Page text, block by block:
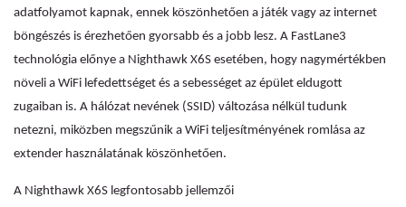
adatfolyamot kapnak, ennek köszönhetően a játék vagy az internet
böngészés is érezhetően gyorsabb és a jobb lesz. A FastLane3
technológia előnye a Nighthawk X6S esetében, hogy nagymértékben
növeli a WiFi lefedettséget és a sebességet az épület eldugott
zugaiban is. A hálózat nevének (SSID) változása nélkül tudunk
netezni, miközben megszűnik a WiFi teljesítményének romlása az
extender használatának köszönhetően.
A Nighthawk X6S legfontosabb jellemzői